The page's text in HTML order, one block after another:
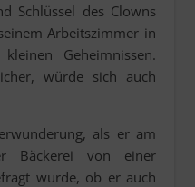
Schlüssel des Clowns
Arbeitszimmer in
Geheimnissen.
würde sich auch
als er am
Bäckerei von einer
wurde, ob er auch